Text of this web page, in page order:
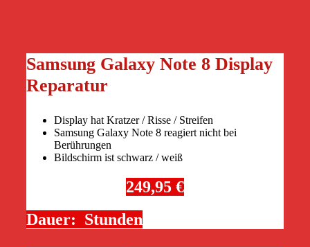
Samsung Galaxy Note 8 Display
Reparatur
Display hat Kratzer / Risse / Streifen
Samsung Galaxy Note 8 reagiert nicht bei
Berührungen
Bildschirm ist schwarz / weiß
249,95 €
Dauer: Stunden